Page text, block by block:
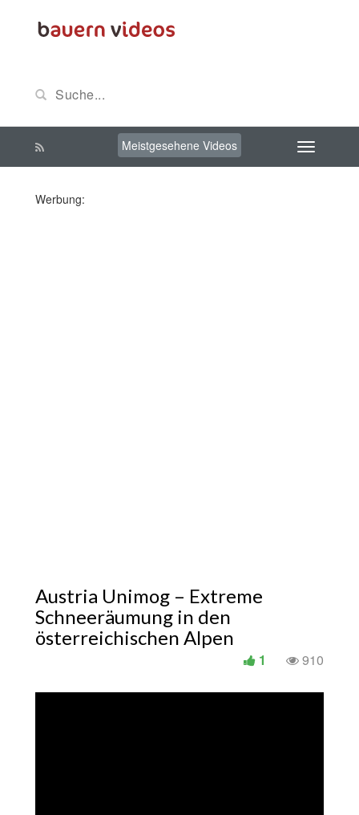
Meistgesehene Videos
Werbung:
Austria Unimog – Extreme
Schneeräumung in den
österreichischen Alpen
910
1